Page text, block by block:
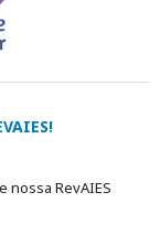
nossa RevAIES